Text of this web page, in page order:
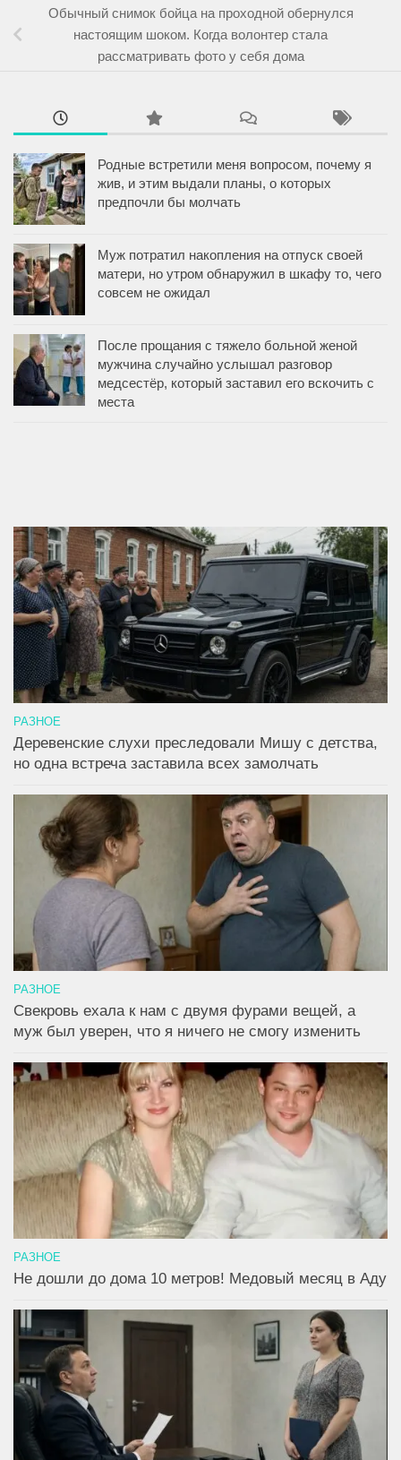
Обычный снимок бойца на проходной обернулся
настоящим шоком. Когда волонтер стала
рассматривать фото у себя дома
Родные встретили меня вопросом, почему я
жив, и этим выдали планы, о которых
предпочли бы молчать
Муж потратил накопления на отпуск своей
матери, но утром обнаружил в шкафу то, чего
совсем не ожидал
После прощания с тяжело больной женой
мужчина случайно услышал разговор
медсестёр, который заставил его вскочить с
места
РАЗНОЕ
Деревенские слухи преследовали Мишу с детства,
но одна встреча заставила всех замолчать
РАЗНОЕ
Свекровь ехала к нам с двумя фурами вещей, а
муж был уверен, что я ничего не смогу изменить
РАЗНОЕ
Не дошли до дома 10 метров! Медовый месяц в Аду